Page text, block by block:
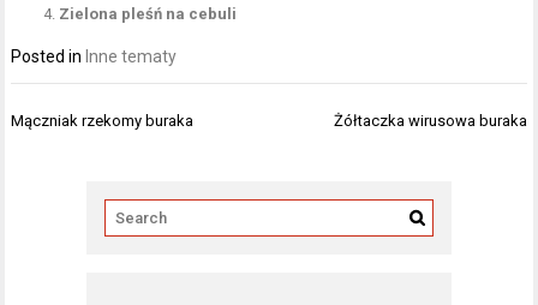
Zielona pleśń na cebuli
Posted in Inne tematy
Nawigacja
Mączniak rzekomy buraka Żółtaczka wirusowa buraka